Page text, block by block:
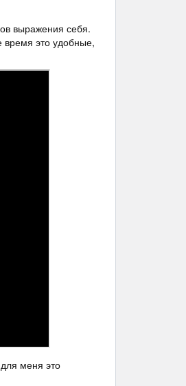
выражения себя.
время это удобные,
меня это